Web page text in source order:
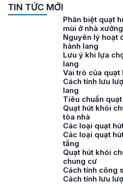
TIN TỨC MỚI
Phân biệt quạt
mùi ở nhà xưởng
Nguyên lý hoạt
hành lang
Lưu ý khi lựa
lang
Vai trò của quạt
Cách tính lưu
lang
Tiêu chuẩn
Quạt hút khói
tòa nhà
Các loại quạt
Các loại quạt
tầng
Quạt hút khói
chung cư
Cách tính công
Cách tính lưu